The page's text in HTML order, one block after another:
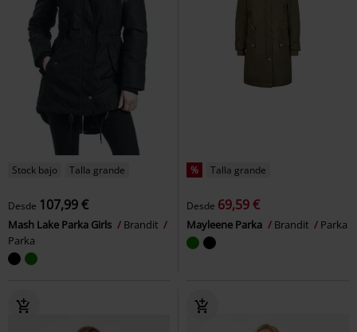
Stock bajo Talla grande
Desde 107,99 €
Mash Lake Parka Girls
Brandit
Parka
% Talla grande
Desde 69,59 €
Mayleene Parka Brandit Parka